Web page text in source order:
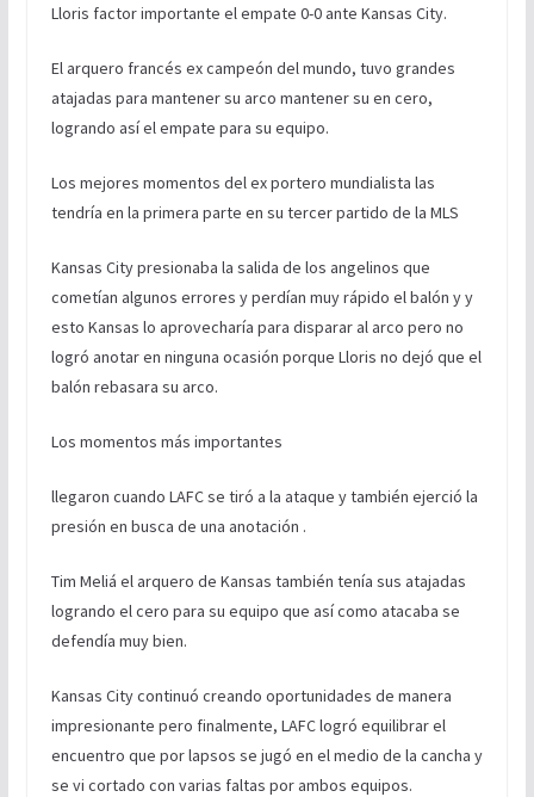
Lloris factor importante el empate 0-0 ante Kansas City.
El arquero francés ex campeón del mundo, tuvo grandes
atajadas para mantener su arco mantener su en cero,
logrando así el empate para su equipo.
Los mejores momentos del ex portero mundialista las
tendría en la primera parte en su tercer partido de la MLS
Kansas City presionaba la salida de los angelinos que
cometían algunos errores y perdían muy rápido el balón y y
esto Kansas lo aprovecharía para disparar al arco pero no
logró anotar en ninguna ocasión porque Lloris no dejó que el
balón rebasara su arco.
Los momentos más importantes
llegaron cuando LAFC se tiró a la ataque y también ejerció la
presión en busca de una anotación .
Tim Meliá el arquero de Kansas también tenía sus atajadas
logrando el cero para su equipo que así como atacaba se
defendía muy bien.
Kansas City continuó creando oportunidades de manera
impresionante pero finalmente, LAFC logró equilibrar el
encuentro que por lapsos se jugó en el medio de la cancha y
se vi cortado con varias faltas por ambos equipos.